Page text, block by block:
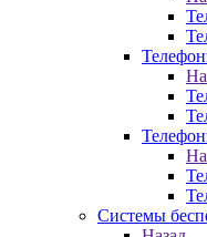
Системы